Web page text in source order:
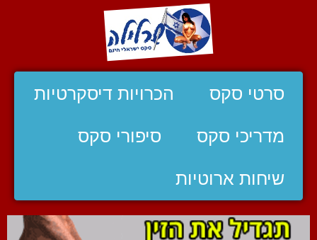
סרטי סקס הכרויות דיסקרטיות
מדריכי סקס סיפורי סקס
שיחות ארוטיות